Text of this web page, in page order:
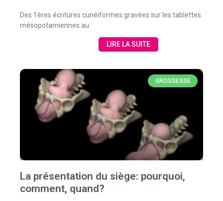
Des 1ères écritures cunéiformes gravées sur les tablettes
mésopotamiennes au
LIRE LA SUITE
GROSSESSE
La présentation du siège: pourquoi,
comment, quand?